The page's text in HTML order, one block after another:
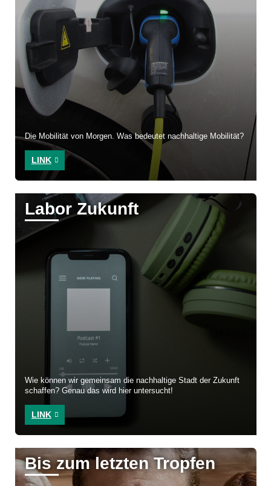
Die Mobilität von Morgen. Was bedeutet nachhaltige Mobilität?
LINK
Labor Zukunft
Wie können wir gemeinsam die nachhaltige Stadt der Zukunft
schaffen? Genau das wird hier untersucht!
LINK
Bis zum letzten Tropfen